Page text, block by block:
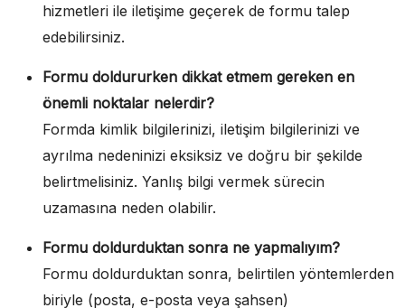
hizmetleri ile iletişime geçerek de formu talep
edebilirsiniz.
Formu doldururken dikkat etmem gereken en
önemli noktalar nelerdir?
Formda kimlik bilgilerinizi, iletişim bilgilerinizi ve
ayrılma nedeninizi eksiksiz ve doğru bir şekilde
belirtmelisiniz. Yanlış bilgi vermek sürecin
uzamasına neden olabilir.
Formu doldurduktan sonra ne yapmalıyım?
Formu doldurduktan sonra, belirtilen yöntemlerden
biriyle (posta, e-posta veya şahsen)